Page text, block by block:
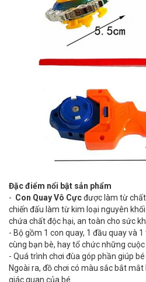
Đặc điểm nổi bật sản phẩm
- Con Quay Vô Cựcđược làm từ
chiến đấu làm từ kim loại nguyên
chứa chất độc hại, an toàn cho sức
- Bộ gồm 1 con quay, 1 đầu quay và
cùng bạn bè, hay tổ chức những
- Quá trình chơi đùa góp phần giúp
Ngoài ra, đồ chơi có màu sắc bắt
giác quan của bé.